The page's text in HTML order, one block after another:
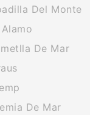
Del Monte
De Mar
De Mar